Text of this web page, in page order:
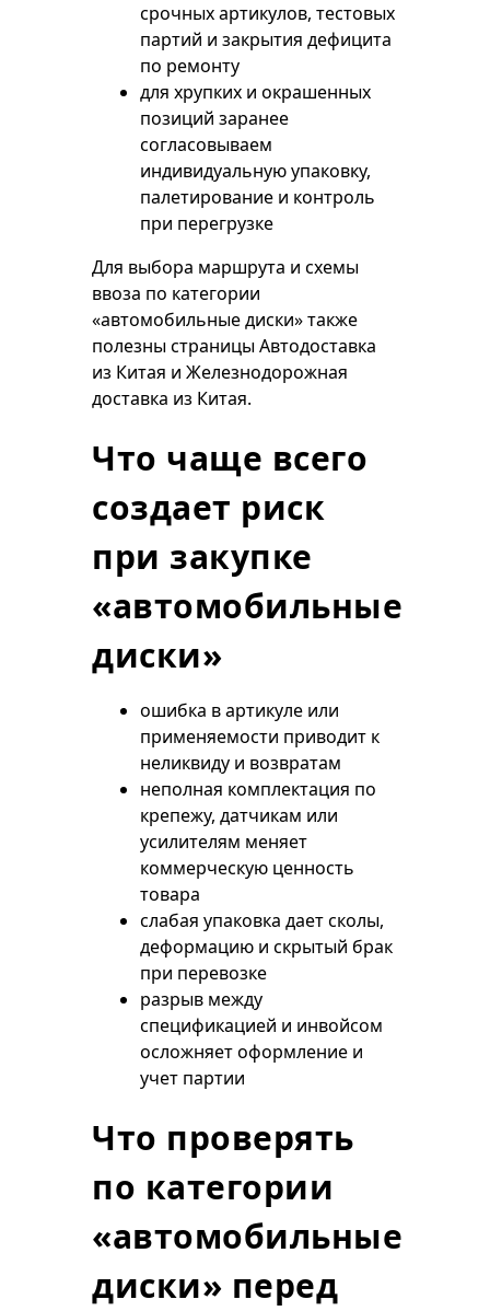
срочных артикулов, тестовых
партий и закрытия дефицита
по ремонту
для хрупких и окрашенных
позиций заранее
согласовываем
индивидуальную упаковку,
палетирование и контроль
при перегрузке
Для выбора маршрута и схемы
ввоза по категории
«автомобильные диски» также
полезны страницыАвтодоставка
из Китая и Железнодорожная
доставка из Китая.
Что чаще всего
создает риск
при закупке
«автомобильные
диски»
ошибка в артикуле или
применяемости приводит к
неликвиду и возвратам
неполная комплектация по
крепежу, датчикам или
усилителям меняет
коммерческую ценность
товара
слабая упаковка дает сколы,
деформацию и скрытый брак
при перевозке
разрыв между
спецификацией и инвойсом
осложняет оформление и
учет партии
Что проверять
по категории
«автомобильные
диски» перед